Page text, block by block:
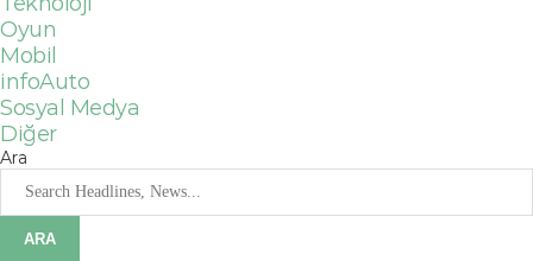
Oyun
Mobil
infoAuto
Sosyal Medya
Diğer
Ara